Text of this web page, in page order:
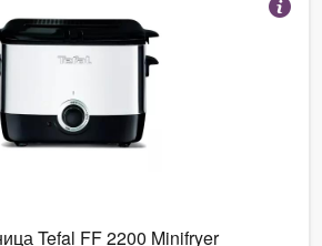
Tefal FF 2200 Minifryer